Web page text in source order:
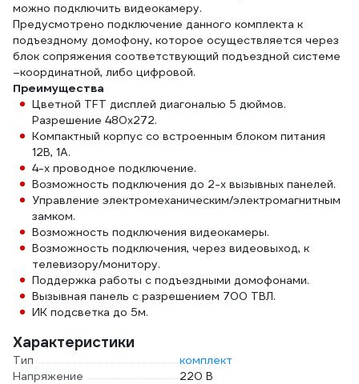
можно подключить видеокамеру.
Предусмотрено подключение данного комплекта к
подъездному домофону, которое осуществляется через
блок сопряжения соответствующий подъездной системе
–координатной, либо цифровой.
Преимущества
Цветной TFT дисплей диагональю 5 дюймов.
Разрешение 480x272.
Компактный корпус со встроенным блоком питания
12В, 1А.
4-х проводное подключение.
Возможность подключения до 2-х вызывных панелей.
Управление электромеханическим/электромагнитным
замком.
Возможность подключения видеокамеры.
Возможность подключения, через видеовыход, к
телевизору/монитору.
Поддержка работы с подъездными домофонами.
Вызывная панель с разрешением 700 ТВЛ.
ИК подсветка до 5м.
Характеристики
Тип
комплект
Напряжение
220 В